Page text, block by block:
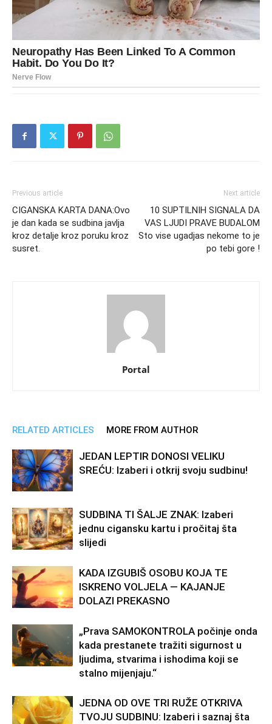
Previous article
CIGANSKA KARTA DANA:Ovo
je dan kada se sudbina javlja
kroz detalje kroz poruku kroz
susret.
Next article
10 SUPTILNIH SIGNALA DA
VAS LJUDI PRAVE BUDALOM
Sto vise ugadjas nekome to je
po tebi gore !
Portal
RELATED ARTICLES MORE FROM AUTHOR
JEDAN LEPTIR DONOSI VELIKU
SREĆU: Izaberi i otkrij svoju sudbinu!
SUDBINA TI ŠALJE ZNAK: Izaberi
jednu cigansku kartu i pročitaj šta
slijedi
KADA IZGUBIŠ OSOBU KOJA TE
ISKRENO VOLJELA — KAJANJE
DOLAZI PREKASNO
„Prava SAMOKONTROLA počinje onda
kada prestanete tražiti sigurnost u
ljudima, stvarima i ishodima koji se
stalno mijenjaju.“
JEDNA OD OVE TRI RUŽE OTKRIVA
TVOJU SUDBINU: Izaberi i saznaj šta